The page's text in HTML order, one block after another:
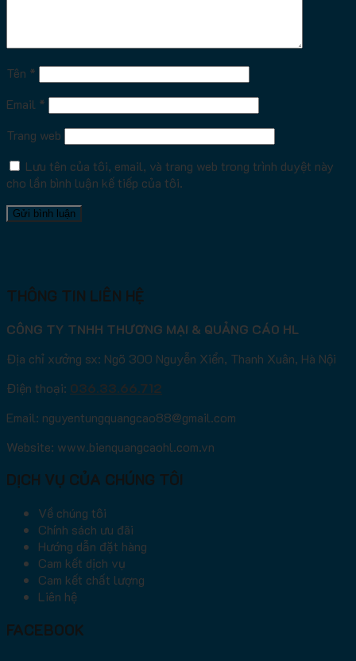
Tên *
Email *
Trang web
Lưu tên của tôi, email, và trang web trong trình duyệt này
cho lần bình luận kế tiếp của tôi.
THÔNG TIN LIÊN HỆ
CÔNG TY TNHH THƯƠNG MẠI & QUẢNG CÁO HL
Địa chỉ xưởng sx: Ngõ 300 Nguyễn Xiển, Thanh Xuân, Hà Nội
Điện thoại: 036.33.66.712
Email: nguyentungquangcao88@gmail.com
Website: www.bienquangcaohl.com.vn
DỊCH VỤ CỦA CHÚNG TÔI
Về chúng tôi
Chính sách ưu đãi
Hướng dẫn đặt hàng
Cam kết dịch vụ
Cam kết chất lượng
Liên hệ
FACEBOOK